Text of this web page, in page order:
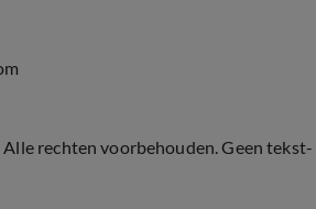
rechten voorbehouden. Geen tekst-